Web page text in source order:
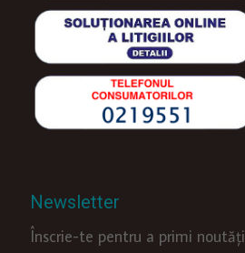
Newsletter
Înscrie-te pentru a primi noutăți